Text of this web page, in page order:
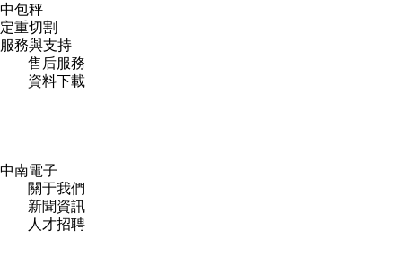
中包秤
定重切割
服務與支持
售后服務
資料下載
中南電子
關于我們
新聞資訊
人才招聘